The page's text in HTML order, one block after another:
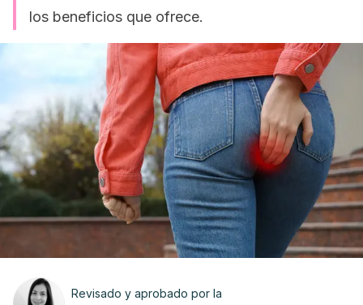
los beneficios que ofrece.
Revisado y aprobado por la